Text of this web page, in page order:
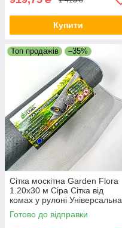
Купити
Топ продажів –35%
Сітка москітна Garden Flora
1.20х30 м Сіра Сітка від
комах у рулоні Універсальна
москітна сітка
Готово до відправки